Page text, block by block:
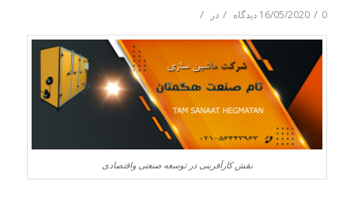
16/05/2020 / 0 دیدگاه / در /
نقش کارآفرینی در توسعه صنعتی واقتصادی